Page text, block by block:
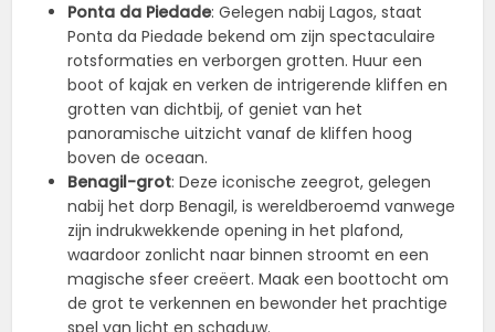
Ponta da Piedade: Gelegen nabij Lagos, staat
Ponta da Piedade bekend om zijn spectaculaire
rotsformaties en verborgen grotten. Huur een
boot of kajak en verken de intrigerende kliffen en
grotten van dichtbij, of geniet van het
panoramische uitzicht vanaf de kliffen hoog
boven de oceaan.
Benagil-grot: Deze iconische zeegrot, gelegen
nabij het dorp Benagil, is wereldberoemd vanwege
zijn indrukwekkende opening in het plafond,
waardoor zonlicht naar binnen stroomt en een
magische sfeer creëert. Maak een boottocht om
de grot te verkennen en bewonder het prachtige